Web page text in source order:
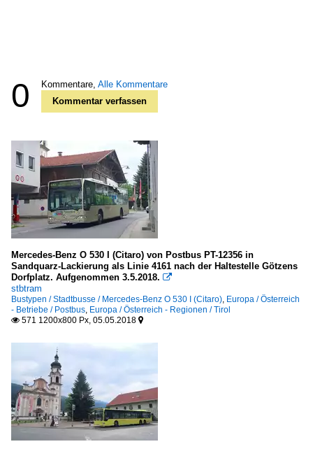
0 Kommentare, Alle Kommentare
Kommentar verfassen
Mercedes-Benz O 530 I (Citaro) von Postbus PT-12356 in
Sandquarz-Lackierung als Linie 4161 nach der Haltestelle Götzens
Dorfplatz. Aufgenommen 3.5.2018. 
stbtram
Bustypen / Stadtbusse / Mercedes-Benz O 530 I (Citaro), Europa / Österreich
- Betriebe / Postbus, Europa / Österreich - Regionen / Tirol
 571 1200x800 Px, 05.05.2018 